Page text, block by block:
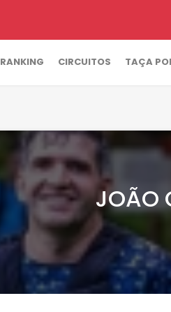
RANKING CIRCUITOS TAÇA
JOÃO